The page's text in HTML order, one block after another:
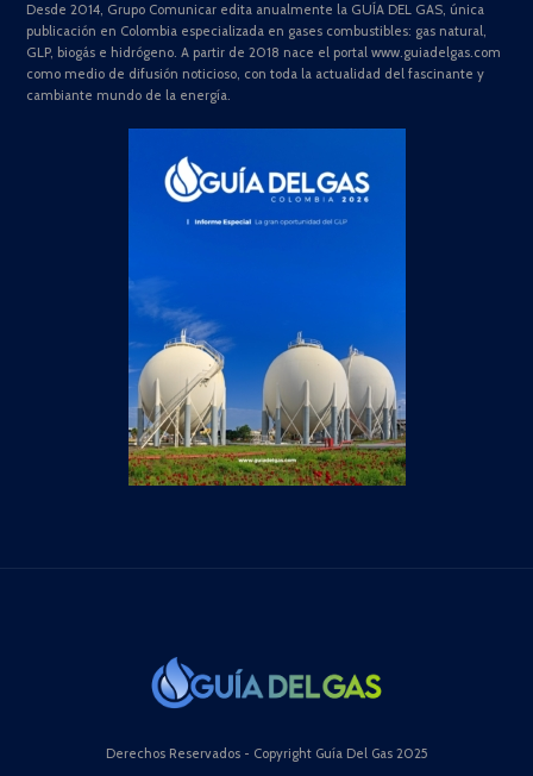
Desde 2014, Grupo Comunicar edita anualmente la GUÍA DEL GAS, única
publicación en Colombia especializada en gases combustibles: gas natural,
GLP, biogás e hidrógeno. A partir de 2018 nace el portal www.guiadelgas.com
como medio de difusión noticioso, con toda la actualidad del fascinante y
cambiante mundo de la energía.
Derechos Reservados - Copyright Guía Del Gas 2025